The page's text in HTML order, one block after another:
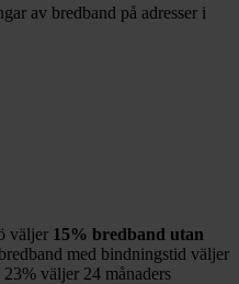
av bredband på adresser i
väljer 15% bredband utan
med bindningstid väljer
23% väljer 24 månaders